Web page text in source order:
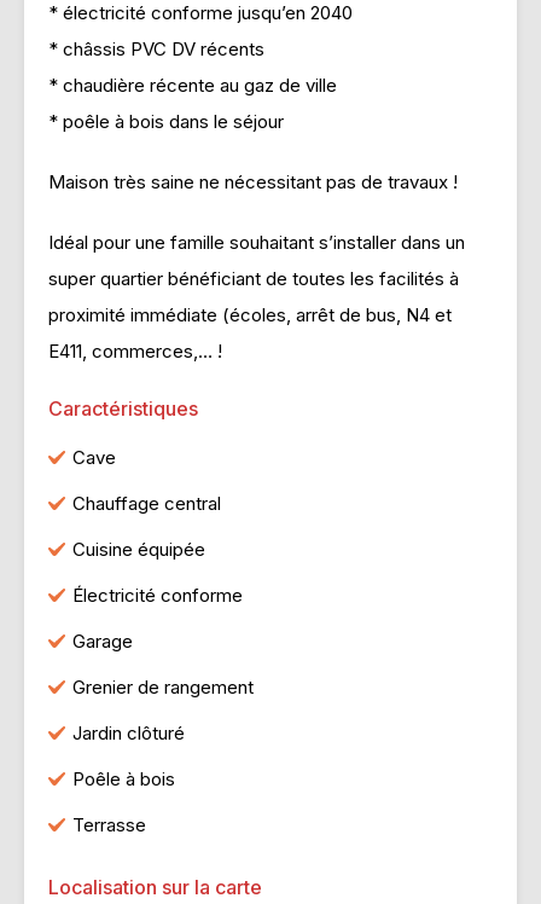
* électricité conforme jusqu’en 2040
* châssis PVC DV récents
* chaudière récente au gaz de ville
* poêle à bois dans le séjour
Maison très saine ne nécessitant pas de travaux !
Idéal pour une famille souhaitant s’installer dans un
super quartier bénéficiant de toutes les facilités à
proximité immédiate (écoles, arrêt de bus, N4 et
E411, commerces,… !
Caractéristiques
Cave
Chauffage central
Cuisine équipée
Électricité conforme
Garage
Grenier de rangement
Jardin clôturé
Poêle à bois
Terrasse
Localisation sur la carte